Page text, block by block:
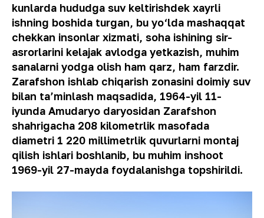
kunlarda hududga suv keltirishdek xayrli
ishning boshida turgan, bu yo‘lda mashaqqat
chekkan insonlar xizmati, soha ishining sir-
asrorlarini kelajak avlodga yetkazish, muhim
sanalarni yodga olish ham qarz, ham farzdir.
Zarafshon ishlab chiqarish zonasini doimiy suv
bilan ta’minlash maqsadida, 1964-yil 11-
iyunda Amudaryo daryosidan Zarafshon
shahrigacha 208 kilometrlik masofada
diametri 1 220 millimetrlik quvurlarni montaj
qilish ishlari boshlanib, bu muhim inshoot
1969-yil 27-mayda foydalanishga topshirildi.